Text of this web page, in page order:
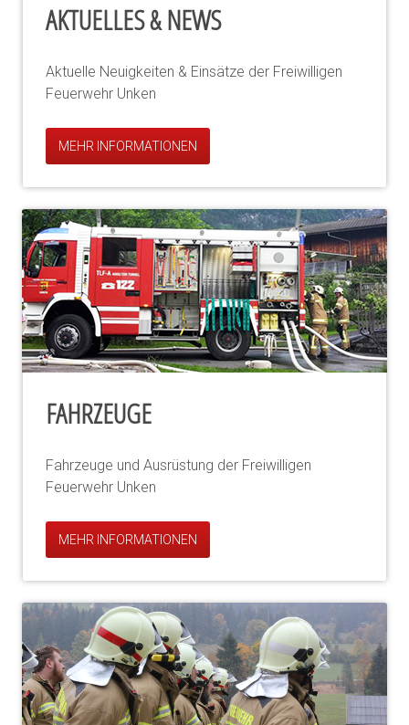
AKTUELLES & NEWS
Aktuelle Neuigkeiten & Einsätze der Freiwilligen
Feuerwehr Unken
MEHR INFORMATIONEN
FAHRZEUGE
Fahrzeuge und Ausrüstung der Freiwilligen
Feuerwehr Unken
MEHR INFORMATIONEN